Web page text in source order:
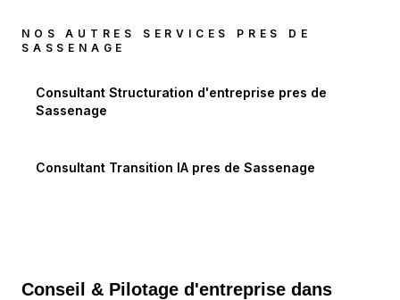
NOS AUTRES SERVICES PRES DE
SASSENAGE
Consultant Structuration d'entreprise pres de
Sassenage
Consultant Transition IA pres de Sassenage
Conseil & Pilotage d'entreprise dans